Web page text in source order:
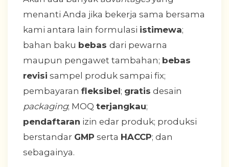
menanti Anda jika bekerja sama bersama
kami antara lain formulasi istimewa;
bahan baku bebas dari pewarna
maupun pengawet tambahan; bebas
revisi sampel produk sampai fix;
pembayaran fleksibel; gratis desain
packaging; MOQ terjangkau;
pendaftaran izin edar produk; produksi
berstandar GMP serta HACCP; dan
sebagainya.